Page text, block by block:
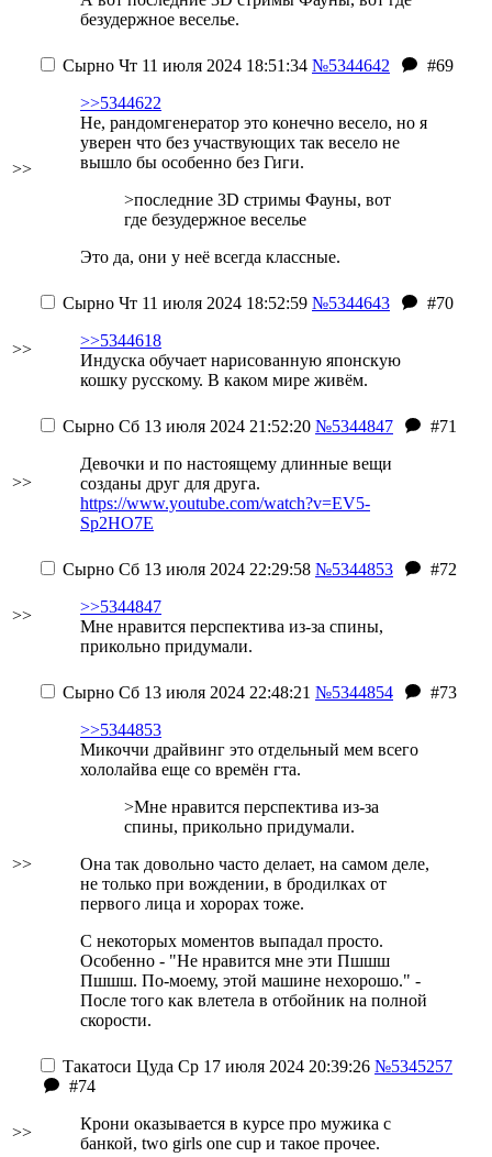
безудержное веселье.
>>
Сырно Чт 11 июля 2024 18:51:34 №5344642
#69
>>5344622
Не, рандомгенератор это конечно весело, но я
уверен что без участвующих так весело не
вышло бы особенно без Гиги.
>последние 3D стримы Фауны, вот
где безудержное веселье
Это да, они у неё всегда классные.
>>
Сырно Чт 11 июля 2024 18:52:59 №5344643
#70
>>5344618
Индуска обучает нарисованную японскую
кошку русскому. В каком мире живём.
>>
Сырно Сб 13 июля 2024 21:52:20 №5344847
#71
Девочки и по настоящему длинные вещи
созданы друг для друга.
https://www.youtube.com/watch?v=EV5-
Sp2HO7E
>>
Сырно Сб 13 июля 2024 22:29:58 №5344853
#72
>>5344847
Мне нравится перспектива из-за спины,
прикольно придумали.
>>
Сырно Сб 13 июля 2024 22:48:21 №5344854
#73
>>5344853
Микоччи драйвинг это отдельный мем всего
хололайва еще со времён гта.
>Мне нравится перспектива из-за
спины, прикольно придумали.
Она так довольно часто делает, на самом деле,
не только при вождении, в бродилках от
первого лица и хорорах тоже.
С некоторых моментов выпадал просто.
Особенно - "Не нравится мне эти Пшшш
Пшшш. По-моему, этой машине нехорошо." -
После того как влетела в отбойник на полной
скорости.
>>
Такатоси Цуда Ср 17 июля 2024 20:39:26 №5345257
#74
Крони оказывается в курсе про мужика с
банкой, two girls one cup и такое прочее.